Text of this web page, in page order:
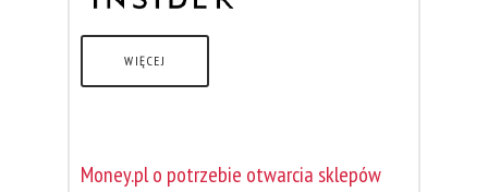
WIĘCEJ
Money.pl o potrzebie otwarcia sklepów